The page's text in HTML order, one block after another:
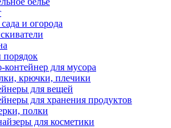
и огорода
порядок
контейнер для мусора
крючки, плечики
для вещей
для хранения продуктов
полки
для косметики